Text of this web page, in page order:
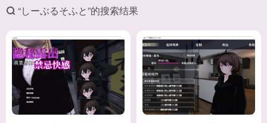
“しーぶるそふと”的搜索结果